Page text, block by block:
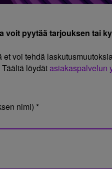
voit pyytää tarjouksen tai
et voi tehdä
löydätasiakaspalvelun
nimi) *